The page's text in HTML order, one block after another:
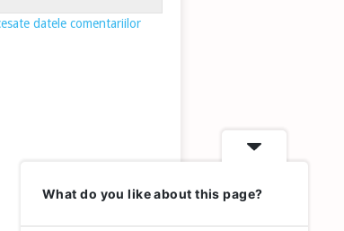
datele comentariilor
What do you like about this page?